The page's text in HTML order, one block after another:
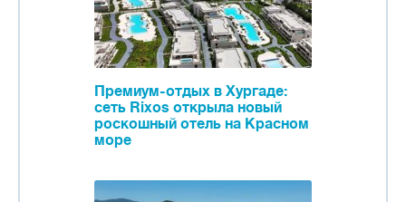
Премиум-отдых в Хургаде:
сеть Rixos открыла новый
роскошный отель на Красном
море